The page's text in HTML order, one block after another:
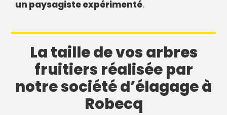
un paysagiste expérimenté.
La taille de vos arbres
fruitiers réalisée par
notre société d’élagage à
Robecq